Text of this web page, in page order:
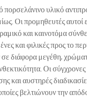
υλικό
Οι προμηθευτές
και καινοτόμα
και φιλικές προς το
διάφορα μεγέθη,
Οι
και αυστηρές
βελτιώνουν την